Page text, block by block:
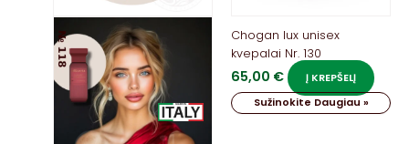
Chogan lux unisex
kvepalai Nr. 130
65,00 €
Į KREPŠELĮ
Sužinokite Daugiau »